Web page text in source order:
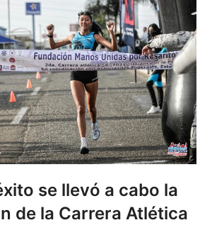
se llevó a cabo la
de la Carrera Atlética